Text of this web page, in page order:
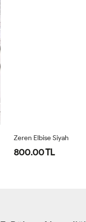
Zeren Elbise Siyah
800.00 TL